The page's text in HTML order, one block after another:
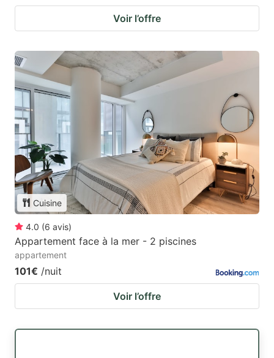
Voir l’offre
Cuisine
4.0 (6 avis)
Appartement face à la mer - 2 piscines
appartement
101€ /nuit
Voir l’offre